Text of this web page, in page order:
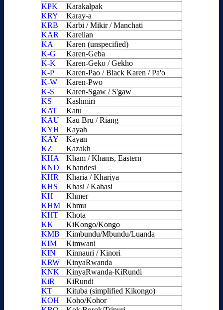
KPK
Karakalpak
KRY
Karay-a
KRB
Karbi / Mikir / Manchati
KAR
Karelian
KA
Karen (unspecified)
K-G
Karen-Geba
K-K
Karen-Geko / Gekho
K-P
Karen-Pao / Black Karen / Pa'o
K-W
Karen-Pwo
K-S
Karen-Sgaw / S'gaw
KS
Kashmiri
KAT
Katu
KAU
Kau Bru / Riang
KYH
Kayah
KAY
Kayan
KZ
Kazakh
KHA
Kham / Khams, Eastern
KND
Khandesi
KHR
Kharia / Khariya
KHS
Khasi / Kahasi
KH
Khmer
KHM
Khmu
KHT
Khota
KK
KiKongo/Kongo
KMB
Kimbundu/Mbundu/Luanda
KIM
Kimwani
KIN
Kinnauri / Kinori
KRW
KinyaRwanda
KNK
KinyaRwanda-KiRundi
KiR
KiRundi
KT
Kituba (simplified Kikongo)
KOH
Koho/Kohor